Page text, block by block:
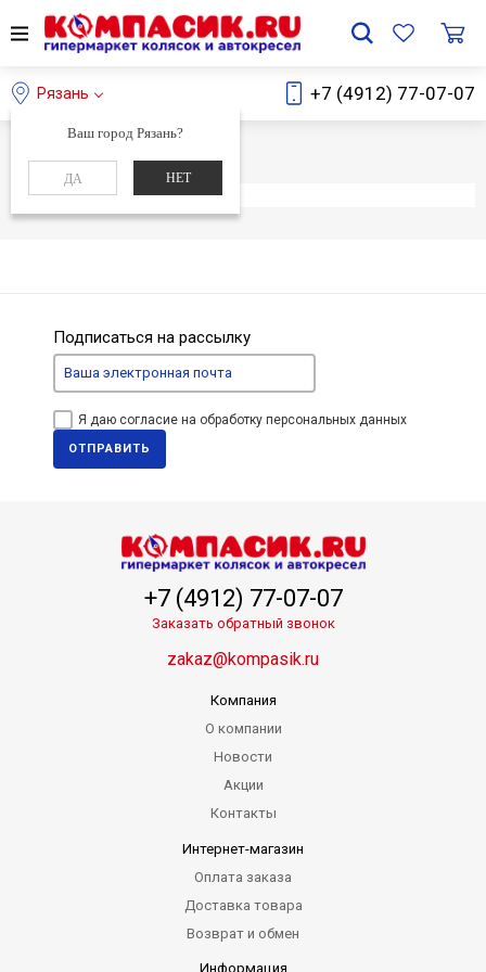
Рязань
Ваш город Рязань?
ДА НЕТ
+7 (4912) 77-07-07
Главная Каталог
Элемент не найден
Подписаться на рассылку
Я даю согласие на обработку персональных данных
ОТПРАВИТЬ
+7 (4912) 77-07-07
Заказать обратный звонок
zakaz@kompasik.ru
Компания
О компании
Новости
Акции
Контакты
Интернет-магазин
Оплата заказа
Доставка товара
Возврат и обмен
Информация